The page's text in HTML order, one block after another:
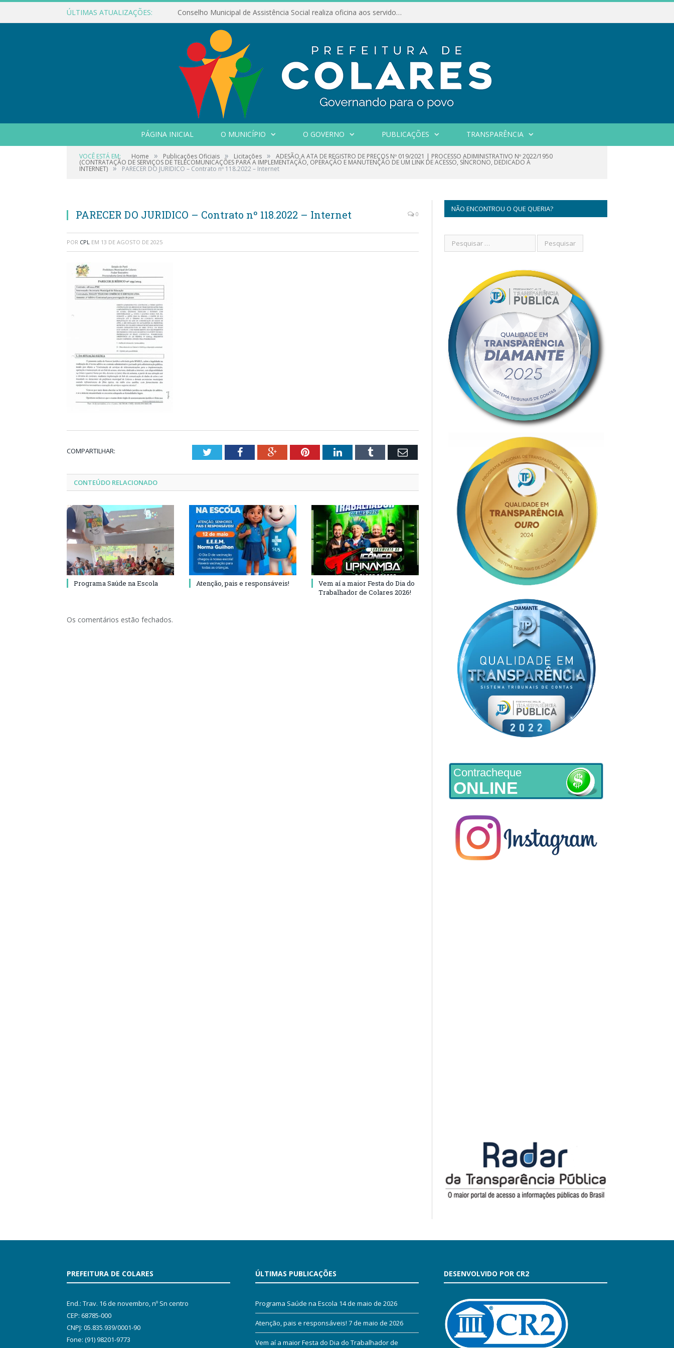
ÚLTIMAS ATUALIZAÇÕES: Conselho Municipal de Assistência Social realiza oficina aos servidores
PÁGINA INICIAL O MUNICÍPIO O GOVERNO PUBLICAÇÕES TRANSPARÊNCIA
VOCÊ ESTÁ EM: Home » Publicações Oficiais » Licitações » ADESÃO A ATA DE REGISTRO DE PREÇOS Nº 019/2021 | PROCESSO ADIMINISTRATIVO Nº 2022/1950
(CONTRATAÇÃO DE SERVIÇOS DE TELECOMUNICAÇÕES PARA A IMPLEMENTAÇÃO, OPERAÇÃO E MANUTENÇÃO DE UM LINK DE ACESSO, SÍNCRONO, DEDICADO À
INTERNET) » PARECER DO JURIDICO – Contrato nº 118.2022 – Internet
PARECER DO JURIDICO – Contrato nº 118.2022 – Internet 0
POR CPL EM 13 DE AGOSTO DE 2025
COMPARTILHAR: TwitterFacebookGoogle+PinterestLinkedInTumblr Email
CONTEÚDO RELACIONADO
Programa Saúde na Escola Atenção, pais e responsáveis!
Vem aí a maior Festa do Dia do
Trabalhador de Colares 2026!
Os comentários estão fechados.
NÃO ENCONTROU O QUE QUERIA?
Contracheque
ONLINE
PREFEITURA DE COLARES
End.: Trav. 16 de novembro, nº Sn centro
CEP: 68785-000
CNPJ: 05.835.939/0001-90
Fone: (91) 98201-9773
ÚLTIMAS PUBLICAÇÕES
Programa Saúde na Escola 14 de maio de 2026
Atenção, pais e responsáveis! 7 de maio de 2026
Vem aí a maior Festa do Dia do Trabalhador de
DESENVOLVIDO POR CR2